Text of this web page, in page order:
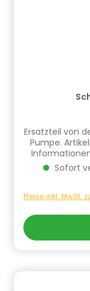
Ersatzteil von
Pumpe.
Informationen zur
GmbH,
Sofort
Preise inkl. MwSt.